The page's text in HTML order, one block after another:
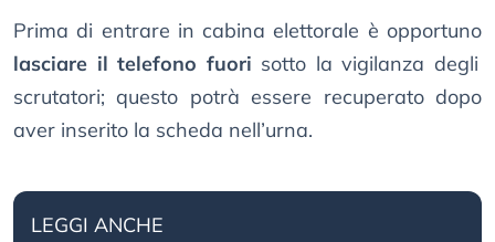
Prima di entrare in cabina elettorale è opportuno
lasciare il telefono fuori sotto la vigilanza degli
scrutatori; questo potrà essere recuperato dopo
aver inserito la scheda nell’urna.
LEGGI ANCHE